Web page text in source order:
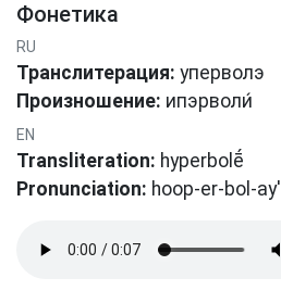
Фонетика
RU
Транслитерация: уперволэ
Произношение: ипэрвοли́
EN
Transliteration: hyperbolḗ
Pronunciation: hoop-er-bol-ay'